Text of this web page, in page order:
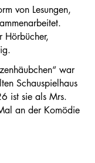
von Lesungen,
Hörbücher,
war
Schauspielhaus
ist sie als Mrs.
an der Komödie